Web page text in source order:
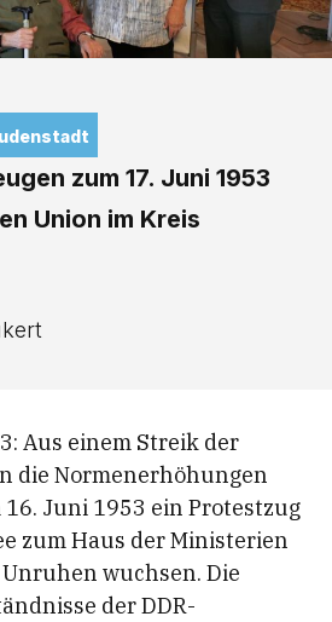
zum 17. Juni 1953
Union im Kreis
Aus einem Streik der
die Normenerhöhungen
Juni 1953 ein Protestzug
zum Haus der Ministerien
wuchsen. Die
der DDR-